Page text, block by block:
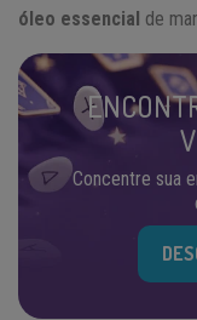
óleo essencial de
Concentre sua